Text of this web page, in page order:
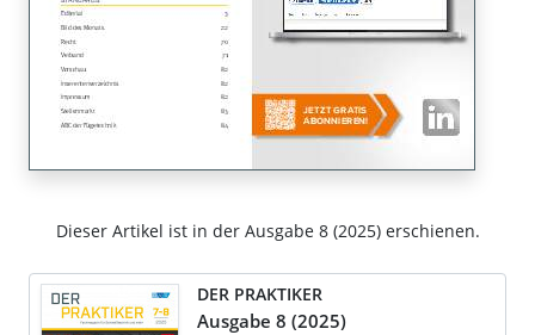
Dieser Artikel ist in der Ausgabe 8 (2025) erschienen.
DER PRAKTIKER
Ausgabe 8 (2025)